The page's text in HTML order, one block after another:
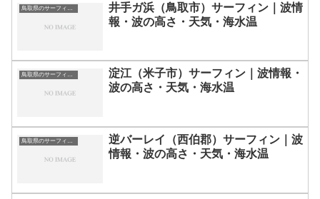
鳥取県のサーフィン波情報・ポイント・スポット一覧
井手ガ浜（鳥取市）サーフィン｜波情
報・波の高さ・天気・海水温
鳥取県のサーフィン波情報・ポイント・スポット一覧
淀江（米子市）サーフィン｜波情報・
波の高さ・天気・海水温
鳥取県のサーフィン波情報・ポイント・スポット一覧
逆バーレイ（西伯郡）サーフィン｜波
情報・波の高さ・天気・海水温